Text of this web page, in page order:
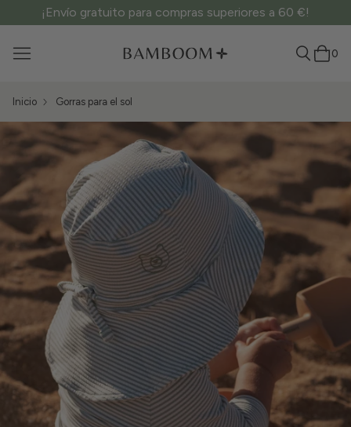
¡Envío gratuito para compras superiores a 60 €!
0
Inicio Gorras para el sol